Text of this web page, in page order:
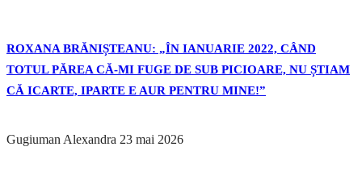
ROXANA BRĂNIȘTEANU: „ÎN IANUARIE 2022, CÂND
TOTUL PĂREA CĂ-MI FUGE DE SUB PICIOARE, NU ȘTIAM
CĂ ICARTE, IPARTE E AUR PENTRU MINE!”
Gugiuman Alexandra 23 mai 2026